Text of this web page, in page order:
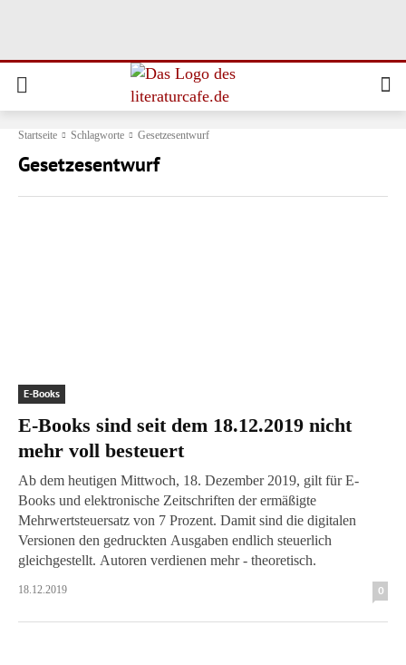
Startseite Schlagworte Gesetzesentwurf
Gesetzesentwurf
E-Books
E-Books sind seit dem 18.12.2019 nicht
mehr voll besteuert
Ab dem heutigen Mittwoch, 18. Dezember 2019, gilt für E-
Books und elektronische Zeitschriften der ermäßigte
Mehrwertsteuersatz von 7 Prozent. Damit sind die digitalen
Versionen den gedruckten Ausgaben endlich steuerlich
gleichgestellt. Autoren verdienen mehr - theoretisch.
18.12.2019 0